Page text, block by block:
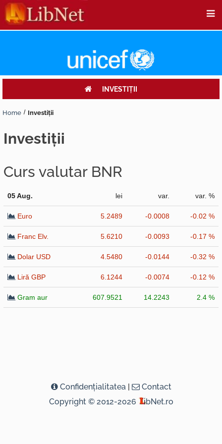
INVESTIŢII
Home Investiţii
investiţii
Curs valutar BNR
05 Aug. lei var. var. %
Euro 5.2489 -0.0008 -0.02 %
Franc Elv. 5.6210 -0.0093 -0.17 %
Dolar USD 4.5480 -0.0144 -0.32 %
Liră GBP 6.1244 -0.0074 -0.12 %
Gram aur 607.9521 14.2243 2.4 %
Confidenţialitatea |
Contact
Copyright © 2012-2026
ibNet.ro